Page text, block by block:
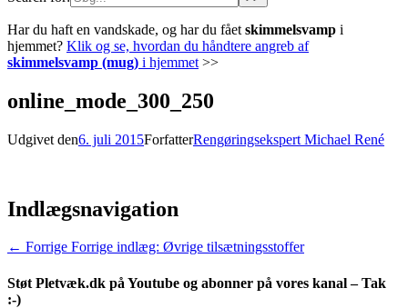
Har du haft en vandskade, og har du fået skimmelsvamp i
hjemmet? Klik og se, hvordan du håndtere angreb af
skimmelsvamp (mug) i hjemmet >>
online_mode_300_250
Udgivet den6. juli 2015ForfatterRengøringsekspert Michael René
Indlægsnavigation
← Forrige Forrige indlæg: Øvrige tilsætningsstoffer
Støt Pletvæk.dk på Youtube og abonner på vores kanal – Tak
:-)